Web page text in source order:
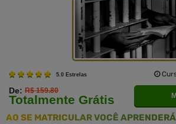
5.0 Estrelas
De: R$ 159.80
Totalmente Grátis
AO SE MATRICULAR VOCÊ